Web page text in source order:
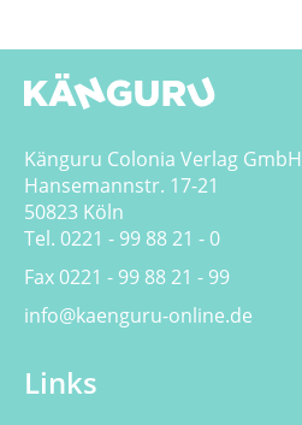
Känguru Colonia Verlag GmbH
Hansemannstr. 17-21
50823 Köln
Tel. 0221 - 99 88 21 - 0
Fax 0221 - 99 88 21 - 99
info@kaenguru-online.de
Links